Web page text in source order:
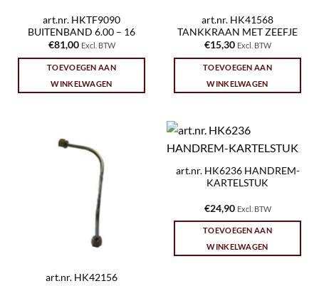
art.nr. HKTF9090
BUITENBAND 6.00 – 16
€81,00 Excl. BTW
TOEVOEGEN AAN
WINKELWAGEN
art.nr. HK41568
TANKKRAAN MET ZEEFJE
€15,30 Excl. BTW
TOEVOEGEN AAN
WINKELWAGEN
art.nr. HK42156
art.nr. HK6236 HANDREM-
KARTELSTUK
€24,90 Excl. BTW
TOEVOEGEN AAN
WINKELWAGEN